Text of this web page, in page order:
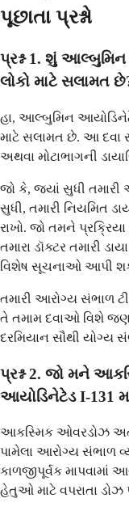
પૂછાતા પ્રશ્નો
પ્રશ્ન 1. શું આલ્બુમિન
લોકો માટે સલામત
હા, આલ્બુમિન
માટે સલામત છે. આ દવા
અથવા મોટાભાગની
જો કે, જ્યાં સુધી
સુધી, તમારી નિયમિત
રાખો. જો તમને
તમારા ડૉક્ટર તમારી
વિશેષ સૂચનાઓ આપી
તમારી આરોગ્ય સંભાળ
તે તમામ દવાઓ વિશે
દરમિયાન સૌથી યોગ્ય
પ્રશ્ન 2. જો મને
આયોડિનેટેડ I-131
આકસ્મિક ઓવરડોઝ
પામેલા આરોગ્ય સંભાળ
કાળજીપૂર્વક માપવામાં
હેતુઓ માટે વપરાતા